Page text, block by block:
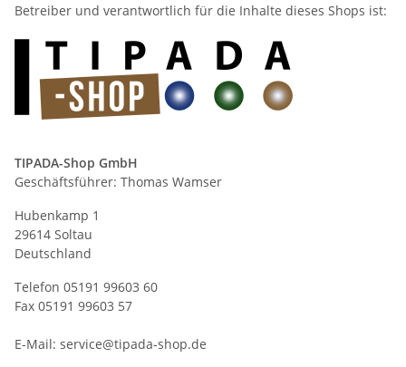
Betreiber und verantwortlich für die Inhalte dieses Shops ist:
TIPADA-Shop GmbH
Geschäftsführer: Thomas Wamser
Hubenkamp 1
29614 Soltau
Deutschland
Telefon 05191 99603 60
Fax 05191 99603 57
E-Mail: service@tipada-shop.de